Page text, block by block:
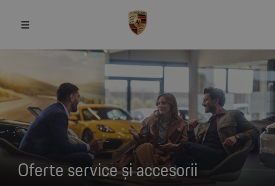
Oferte service și accesorii